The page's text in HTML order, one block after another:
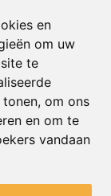
en
om uw
te
om ons
en om te
vandaan